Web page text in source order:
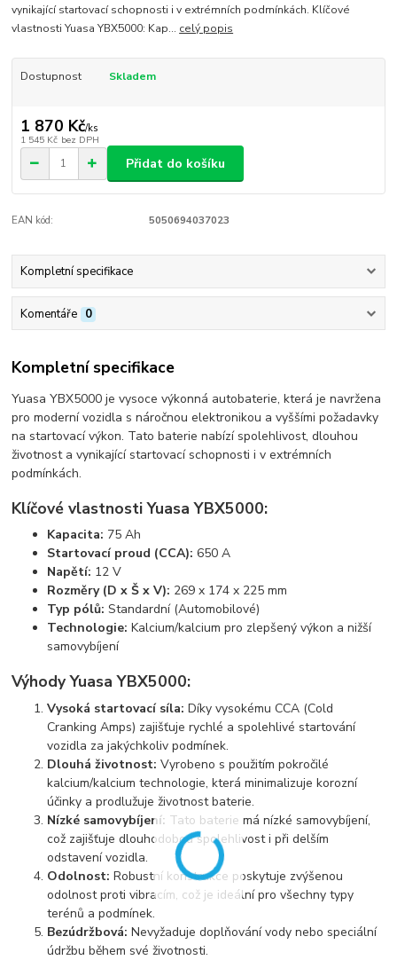
vynikající startovací schopnosti i v extrémních podmínkách. Klíčové
vlastnosti Yuasa YBX5000: Kap... celý popis
Dostupnost Skladem
1 870 Kč/ks
1 545 Kč bez DPH
Přidat do košíku
EAN kód: 5050694037023
Kompletní specifikace
Komentáře 0
Kompletní specifikace
Yuasa YBX5000 je vysoce výkonná autobaterie, která je navržena
pro moderní vozidla s náročnou elektronikou a vyššími požadavky
na startovací výkon. Tato baterie nabízí spolehlivost, dlouhou
životnost a vynikající startovací schopnosti i v extrémních
podmínkách.
Klíčové vlastnosti Yuasa YBX5000:
Kapacita: 75 Ah
Startovací proud (CCA): 650 A
Napětí: 12 V
Rozměry (D x Š x V): 269 x 174 x 225 mm
Typ pólů: Standardní (Automobilové)
Technologie: Kalcium/kalcium pro zlepšený výkon a nižší
samovybíjení
Výhody Yuasa YBX5000:
Vysoká startovací síla: Díky vysokému CCA (Cold
Cranking Amps) zajišťuje rychlé a spolehlivé startování
vozidla za jakýchkoliv podmínek.
Dlouhá životnost: Vyrobeno s použitím pokročilé
kalcium/kalcium technologie, která minimalizuje korozní
účinky a prodlužuje životnost baterie.
Nízké samovybíjení: Tato baterie má nízké samovybíjení,
což zajišťuje dlouhodobou spolehlivost i při delším
odstavení vozidla.
Odolnost: Robustní konstrukce poskytuje zvýšenou
odolnost proti vibracím, což je ideální pro všechny typy
terénů a podmínek.
Bezúdržbová: Nevyžaduje doplňování vody nebo speciální
údržbu během své životnosti.